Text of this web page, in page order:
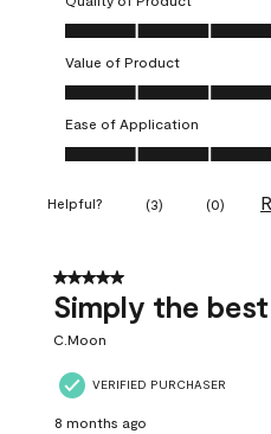
Quality of Product, 5.0 out of 5
Value of Product
Value of Product, 5.0 out of 5
Ease of Application
Ease of Application, 5.0 out of
Helpful? (3) (0)
5 out of 5 stars.
Simply the best
C.Moon
VERIFIED PURCHASER
8 months ago